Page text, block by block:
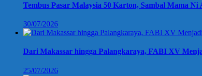
Tembus Pasar Malaysia 50 Karton, Sambal Mama
30/07/2026
Dari Makassar hingga Palangkaraya, FABI XV
25/07/2026